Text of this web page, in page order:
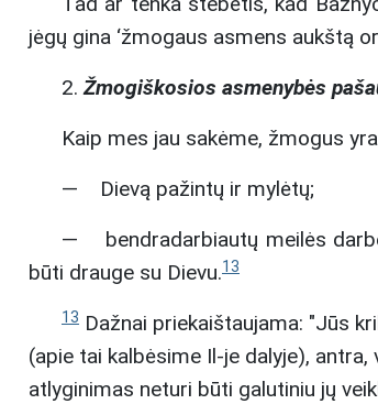
jėgų gina ‘žmogaus asmens aukštą
2.Žmogiškosios asmenybės
Kaip mes jau sakėme, žmogus
— Dievą pažintų ir mylėtų;
— bendradarbiautų meilės
būti drauge su Dievu.13
13 Dažnai priekaištaujama: "Jūs
(apie tai kalbėsime Il-je dalyje),
atlyginimas neturi būti galutiniu jų